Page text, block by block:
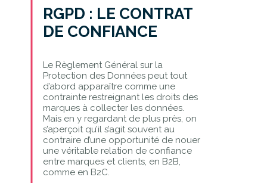
RGPD : LE CONTRAT
DE CONFIANCE
Le Règlement Général sur la
Protection des Données peut tout
d’abord apparaître comme une
contrainte restreignant les droits des
marques à collecter les données.
Mais en y regardant de plus près, on
s’aperçoit qu’il s’agit souvent au
contraire d’une opportunité de nouer
une véritable relation de confiance
entre marques et clients, en B2B,
comme en B2C.